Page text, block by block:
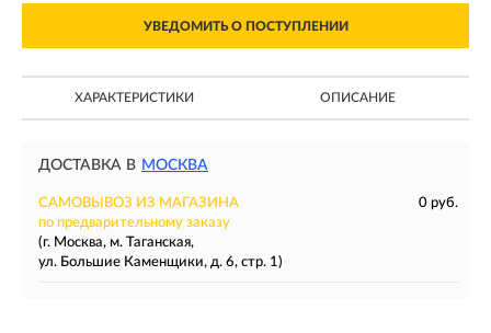
УВЕДОМИТЬ О ПОСТУПЛЕНИИ
ХАРАКТЕРИСТИКИ ОПИСАНИЕ
ДОСТАВКА В МОСКВА
САМОВЫВОЗ ИЗ МАГАЗИНА
0 руб.
по предварительному заказу
(г. Москва, м. Таганская,
ул. Большие Каменщики, д. 6, стр. 1)